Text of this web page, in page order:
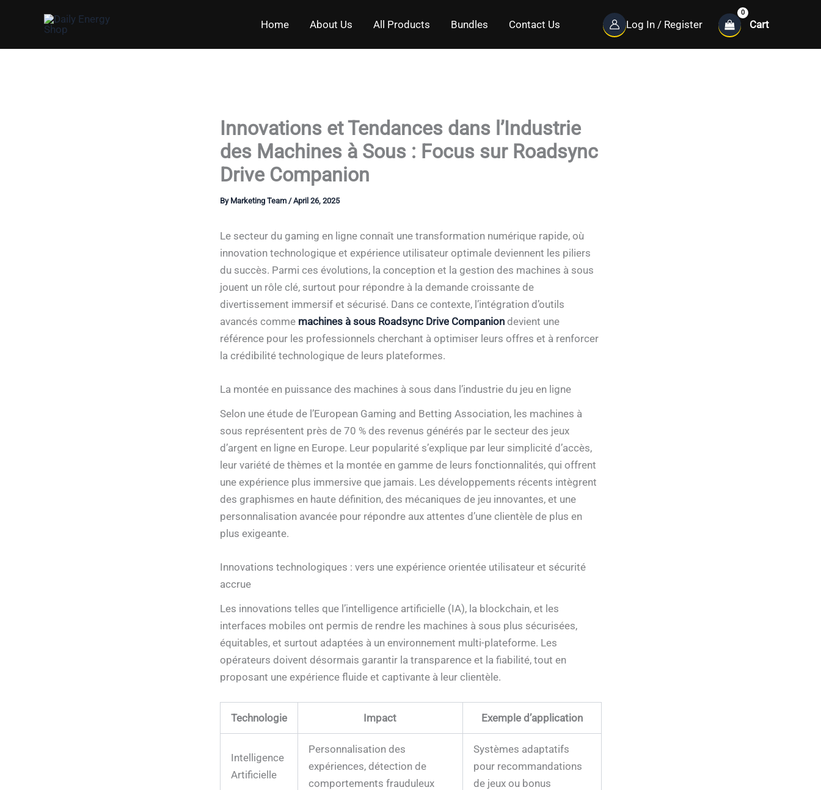
Home About Us All Products Bundles Contact Us Log In / Register Cart
Innovations et Tendances dans l’Industrie
des Machines à Sous : Focus sur Roadsync
Drive Companion
By Marketing Team /April 26, 2025
Le secteur du gaming en ligne connaît une transformation numérique rapide, où
innovation technologique et expérience utilisateur optimale deviennent les piliers
du succès. Parmi ces évolutions, la conception et la gestion des machines à sous
jouent un rôle clé, surtout pour répondre à la demande croissante de
divertissement immersif et sécurisé. Dans ce contexte, l’intégration d’outils
avancés comme machines à sous Roadsync Drive Companiondevient une
référence pour les professionnels cherchant à optimiser leurs offres et à renforcer
la crédibilité technologique de leurs plateformes.
La montée en puissance des machines à sous dans l’industrie du jeu en ligne
Selon une étude de l’European Gaming and Betting Association, les machines à
sous représentent près de 70 % des revenus générés par le secteur des jeux
d’argent en ligne en Europe. Leur popularité s’explique par leur simplicité d’accès,
leur variété de thèmes et la montée en gamme de leurs fonctionnalités, qui offrent
une expérience plus immersive que jamais. Les développements récents intègrent
des graphismes en haute définition, des mécaniques de jeu innovantes, et une
personnalisation avancée pour répondre aux attentes d’une clientèle de plus en
plus exigeante.
Innovations technologiques : vers une expérience orientée utilisateur et sécurité
accrue
Les innovations telles que l’intelligence artificielle (IA), la blockchain, et les
interfaces mobiles ont permis de rendre les machines à sous plus sécurisées,
équitables, et surtout adaptées à un environnement multi-plateforme. Les
opérateurs doivent désormais garantir la transparence et la fiabilité, tout en
proposant une expérience fluide et captivante à leur clientèle.
Technologie Impact Exemple d’application
Intelligence
Artificielle
Personnalisation des
expériences, détection de
comportements frauduleux
Systèmes adaptatifs
pour recommandations
de jeux ou bonus